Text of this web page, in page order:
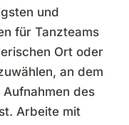
und
für Tanzteams
Ort oder
an dem
des
Arbeite mit